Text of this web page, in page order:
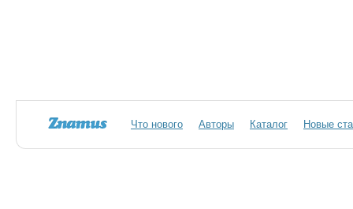
Что нового Авторы Каталог Новые